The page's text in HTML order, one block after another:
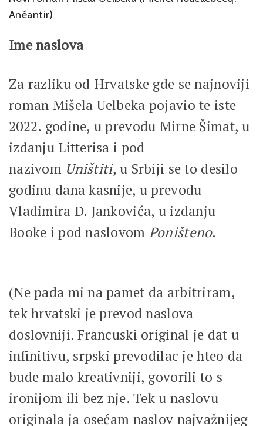
Anéantir)
Ime naslova
Za razliku od Hrvatske gde se najnoviji
roman Mišela Uelbeka pojavio te iste
2022. godine, u prevodu Mirne Šimat, u
izdanju Litterisa i pod
nazivom Uništiti, u Srbiji se to desilo
godinu dana kasnije, u prevodu
Vladimira D. Jankovića, u izdanju
Booke i pod naslovom Poništeno.
(Ne pada mi na pamet da arbitriram,
tek hrvatski je prevod naslova
doslovniji. Francuski original je dat u
infinitivu, srpski prevodilac je hteo da
bude malo kreativniji, govorili to s
ironijom ili bez nje. Tek u naslovu
originala ja osećam naslov najvažnijeg